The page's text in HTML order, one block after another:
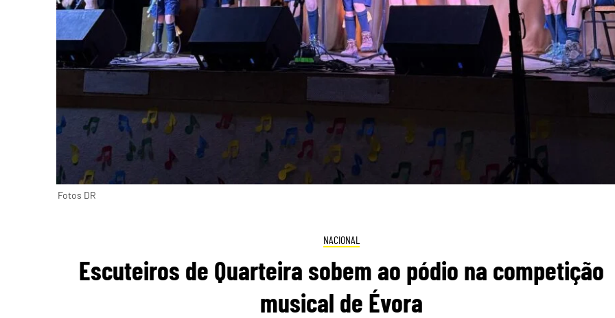
Fotos DR
NACIONAL
Escuteiros de Quarteira sobem ao pódio na competição
musical de Évora